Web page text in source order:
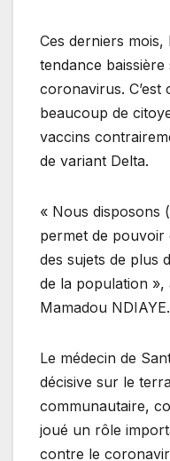
Ces derniers
tendance
coronavirus.
beaucoup de
vaccins
de variant Delta.
« Nous disposons
permet de pouvoir
des sujets de plus
de la population
Mamadou NDIAYE.
Le médecin de
décisive sur le
communautaire,
joué un rôle
contre le